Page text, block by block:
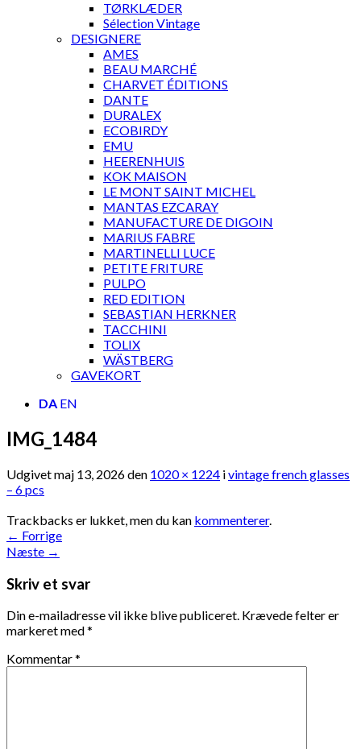
TØRKLÆDER
Sélection Vintage
DESIGNERE
AMES
BEAU MARCHÉ
CHARVET ÉDITIONS
DANTE
DURALEX
ECOBIRDY
EMU
HEERENHUIS
KOK MAISON
LE MONT SAINT MICHEL
MANTAS EZCARAY
MANUFACTURE DE DIGOIN
MARIUS FABRE
MARTINELLI LUCE
PETITE FRITURE
PULPO
RED EDITION
SEBASTIAN HERKNER
TACCHINI
TOLIX
WÄSTBERG
GAVEKORT
DA EN
IMG_1484
Udgivetmaj 13, 2026den 1020 × 1224 ivintage french glasses
– 6 pcs
Trackbacks er lukket, men du kan kommenterer.
← Forrige
Næste →
Skriv et svar
Din e-mailadresse vil ikke blive publiceret. Krævede felter er
markeret med*
Kommentar*